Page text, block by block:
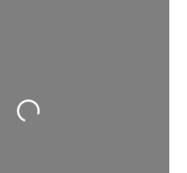
Wird geladen …